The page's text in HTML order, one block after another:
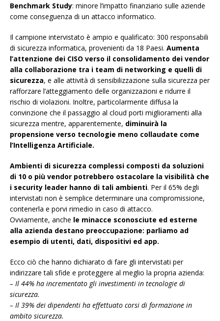
Benchmark Study: minore l’impatto finanziario sulle aziende
come conseguenza di un attacco informatico.
Il campione intervistato è ampio e qualificato: 300 responsabili
di sicurezza informatica, provenienti da 18 Paesi. Aumenta
l’attenzione dei CISO verso il consolidamento dei vendor
alla collaborazione tra i team di networking e quelli di
sicurezza, e alle attività di sensibilizzazione sulla sicurezza per
rafforzare l’atteggiamento delle organizzazioni e ridurre il
rischio di violazioni. Inoltre, particolarmente diffusa la
convinzione che il passaggio al cloud porti miglioramenti alla
sicurezza mentre, apparentemente, diminuirà la
propensione verso tecnologie meno collaudate come
l’Intelligenza Artificiale.
Ambienti di sicurezza complessi composti da soluzioni
di 10 o più vendor potrebbero ostacolare la visibilità che
i security leader hanno di tali ambienti. Per il 65% degli
intervistati non è semplice determinare una compromissione,
contenerla e porvi rimedio in caso di attacco.
Ovviamente, anche le minacce sconosciute ed esterne
alla azienda destano preoccupazione: parliamo ad
esempio di utenti, dati, dispositivi ed app.
Ecco ciò che hanno dichiarato di fare gli intervistati per
indirizzare tali sfide e proteggere al meglio la propria azienda:
– Il 44% ha incrementato gli investimenti in tecnologie di
sicurezza.
– Il 39% dei dipendenti ha effettuato corsi di formazione in
ambito sicurezza.